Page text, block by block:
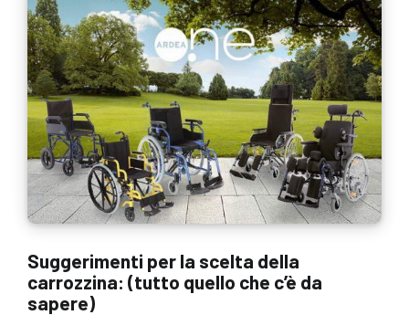
Suggerimenti per la scelta della
carrozzina: (tutto quello che c’è da
sapere)